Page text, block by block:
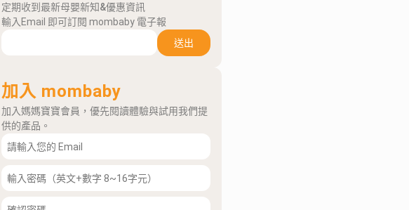
定期收到最新母嬰新知&優惠資訊
輸入Email 即可訂閱 mombaby 電子報
送出
加入 mombaby
加入媽媽寶寶會員，優先閱讀體驗與試用我們提
供的產品。